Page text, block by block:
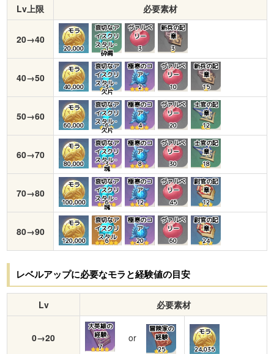
Lv上限 必要素材
20→40
モラ
20,000
哀切なア
イスクリ
スタル・
砕屑
1
ヴァルベ
リー
3
新兵の記
章
3
40→50
モラ
40,000
哀切なア
イスクリ
スタル・
欠片
3
極寒のコ
ア
2
ヴァルベ
リー
10
新兵の記
章
15
50→60
モラ
60,000
哀切なア
イスクリ
スタル・
欠片
6
極寒のコ
ア
4
ヴァルベ
リー
20
士官の記
章
12
60→70
モラ
80,000
哀切なア
イスクリ
スタル・
塊
3
極寒のコ
ア
8
ヴァルベ
リー
30
士官の記
章
18
70→80
モラ
100,000
哀切なア
イスクリ
スタル・
塊
6
極寒のコ
ア
12
ヴァルベ
リー
45
尉官の記
章
12
80→90
モラ
120,000
哀切なア
イスクリ
スタル
6
極寒のコ
ア
20
ヴァルベ
リー
60
尉官の記
章
24
レベルアップに必要なモラと経験値の目安
Lv 必要素材
0→20
大英雄の
経験
7
or
冒険家の
経験
25
モラ
24,035